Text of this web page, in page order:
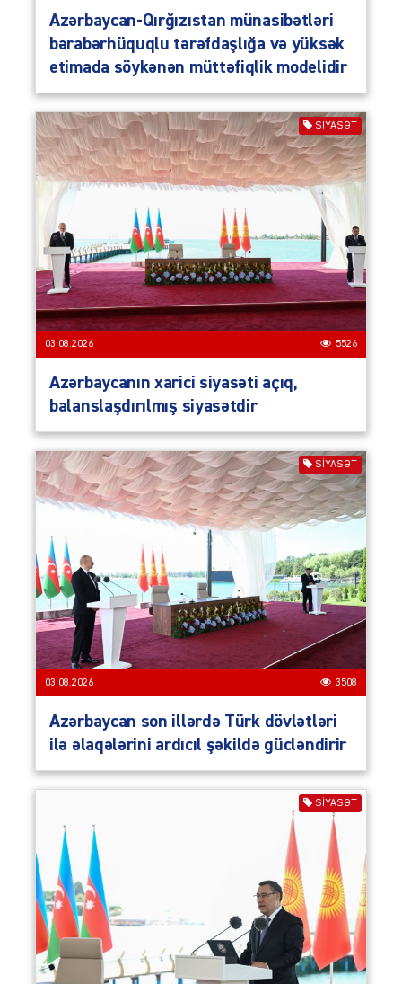
Azərbaycan-Qırğızıstan münasibətləri
bərabərhüquqlu tərəfdaşlığa və yüksək
etimada söykənən müttəfiqlik modelidir
SIYASƏT
03.08.2026 5526
Azərbaycanın xarici siyasəti açıq,
balanslaşdırılmış siyasətdir
SIYASƏT
03.08.2026 3508
Azərbaycan son illərdə Türk dövlətləri
ilə əlaqələrini ardıcıl şəkildə gücləndirir
SIYASƏT